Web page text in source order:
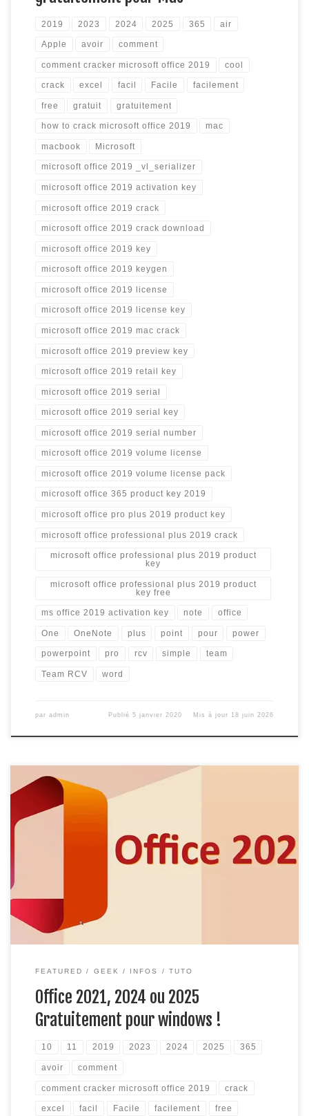
2019 2023 2024 2025 365 air
Apple avoir comment
comment cracker microsoft office 2019 cool
crack excel facil Facile facilement
free gratuit gratuitement
how to crack microsoft office 2019 mac
macbook Microsoft
microsoft office 2019 _vl_serializer
microsoft office 2019 activation key
microsoft office 2019 crack
microsoft office 2019 crack download
microsoft office 2019 key
microsoft office 2019 keygen
microsoft office 2019 license
microsoft office 2019 license key
microsoft office 2019 mac crack
microsoft office 2019 preview key
microsoft office 2019 retail key
microsoft office 2019 serial
microsoft office 2019 serial key
microsoft office 2019 serial number
microsoft office 2019 volume license
microsoft office 2019 volume license pack
microsoft office 365 product key 2019
microsoft office pro plus 2019 product key
microsoft office professional plus 2019 crack
microsoft office professional plus 2019 product
key
microsoft office professional plus 2019 product
key free
ms office 2019 activation key note office
One OneNote plus point pour power
powerpoint pro rcv simple team
Team RCV word
par admin Publié5 janvier 2020 Mis à jour 18 juin 2026
Nous avons simplifier au maximum l’installation et la mise en
place d’une version version Office 2019, 2021 et 2024,
2025 pour Windows. Plus besoin de télécharger à part les
fichiers d’installation d’office et le crack, maintenant tout est
FEATURED GEEK INFOS TUTO
Office 2021, 2024 ou 2025
Gratuitement pour windows !
10 11 2019 2023 2024 2025 365
avoir comment
comment cracker microsoft office 2019 crack
excel facil Facile facilement free